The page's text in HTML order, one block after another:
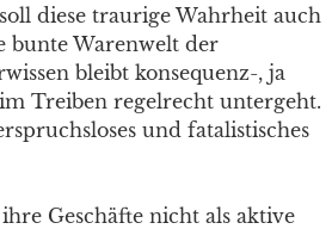
diese traurige Wahrheit auch
bunte Warenwelt der
bleibt konsequenz-, ja
Treiben regelrecht untergeht.
und fatalistisches
Geschäfte nicht als aktive